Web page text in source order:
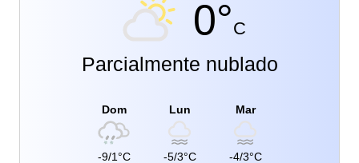
0°C
Parcialmente nublado
Dom
-9/1°C
Lun
-5/3°C
Mar
-4/3°C